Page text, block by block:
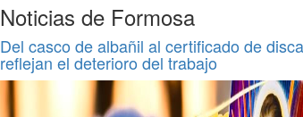
Noticias de Formosa
Del casco de albañil al certificado de
reflejan el deterioro del trabajo